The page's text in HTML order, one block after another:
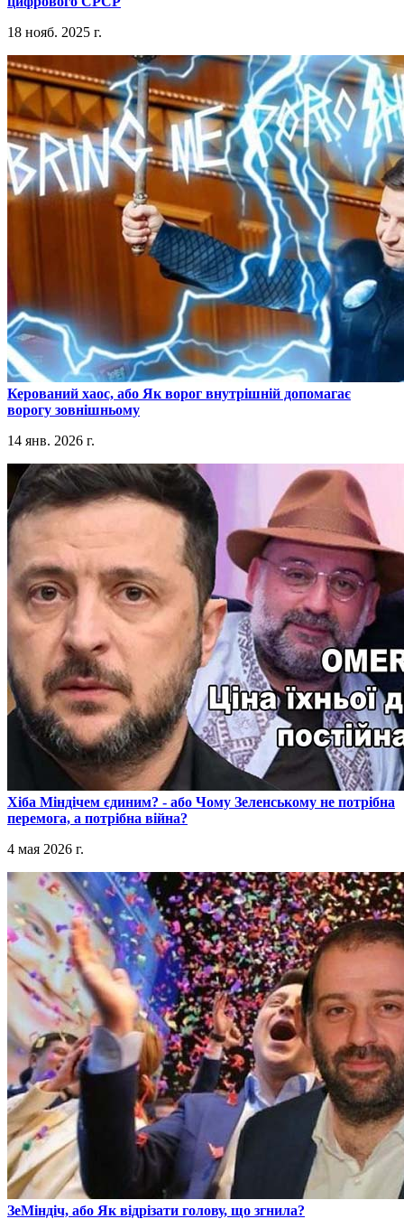
18 нояб. 2025 г.
​Керований хаос, або Як ворог внутрішній допомагає
ворогу зовнішньому
14 янв. 2026 г.
​Хіба Міндічем єдиним? - або Чому Зеленському не потрібна
перемога, а потрібна війна?
4 мая 2026 г.
​ЗеМіндіч, або Як відрізати голову, що згнила?